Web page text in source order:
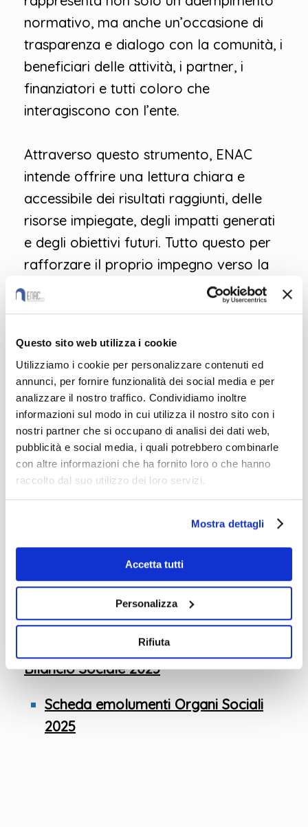
Questo sito web utilizza i cookie
Utilizziamo i cookie per personalizzare contenuti ed
annunci, per fornire funzionalità dei social media e per
analizzare il nostro traffico. Condividiamo inoltre
informazioni sul modo in cui utilizza il nostro sito con i
nostri partner che si occupano di analisi dei dati web,
pubblicità e social media, i quali potrebbero combinarle
con altre informazioni che ha fornito loro o che hanno
raccolto dal suo utilizzo dei loro servizi.
Mostra dettagli
Accetta tutti
Personalizza
Rifiuta
normativo, ma anche un’occasione di
trasparenza e dialogo con la comunità, i
beneficiari delle attività, i partner, i
finanziatori e tutti coloro che
interagiscono con l’ente.
Attraverso questo strumento, ENAC
intende offrire una lettura chiara e
accessibile dei risultati raggiunti, delle
risorse impiegate, degli impatti generati
e degli obiettivi futuri. Tutto questo per
rafforzare il proprio impegno verso la
responsabilità sociale e la qualità dei
servizi erogati. Ai sensi dell’art. 14, c.2
inoltre pubblicati gli Emolumenti degli
Organi Sociali.
Bilancio Sociale 2021
Bilancio Sociale 2022
Bilancio Sociale 2023
Scheda emolumenti Organi Sociali
Scheda emolumenti Organi Sociali
2024
Bilancio Sociale 2025
Scheda emolumenti Organi Sociali
2025